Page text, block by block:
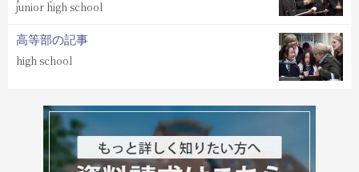
junior high school
高等部の記事
high school